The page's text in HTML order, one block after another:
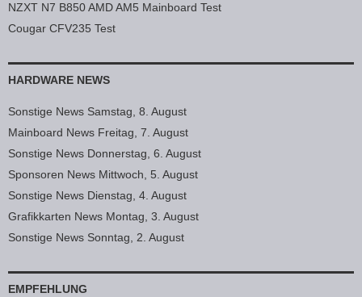
NZXT N7 B850 AMD AM5 Mainboard Test
Cougar CFV235 Test
HARDWARE NEWS
Sonstige News Samstag, 8. August
Mainboard News Freitag, 7. August
Sonstige News Donnerstag, 6. August
Sponsoren News Mittwoch, 5. August
Sonstige News Dienstag, 4. August
Grafikkarten News Montag, 3. August
Sonstige News Sonntag, 2. August
EMPFEHLUNG